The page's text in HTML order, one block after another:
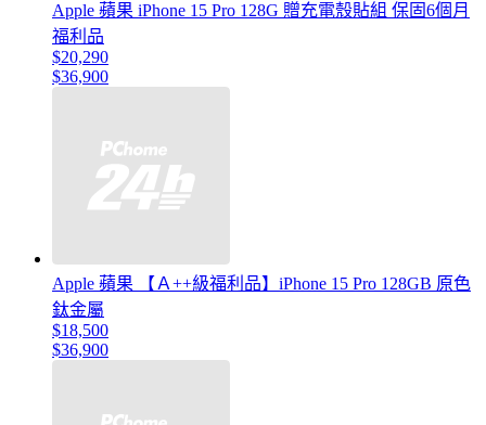
Apple 蘋果 iPhone 15 Pro 128G 贈充電殼貼組 保固6個月
福利品
$20,290
$36,900
Apple 蘋果 【Ａ++級福利品】iPhone 15 Pro 128GB 原色
鈦金屬
$18,500
$36,900